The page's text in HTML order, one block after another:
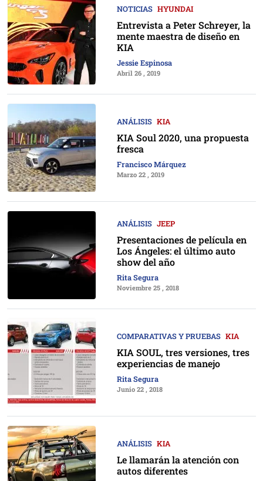
NOTICIAS HYUNDAI
Entrevista a Peter Schreyer, la
mente maestra de diseño en
KIA
Jessie Espinosa
Abril 26 , 2019
ANÁLISIS KIA
KIA Soul 2020, una propuesta
fresca
Francisco Márquez
Marzo 22 , 2019
ANÁLISIS JEEP
Presentaciones de película en
Los Ángeles: el último auto
show del año
Rita Segura
Noviembre 25 , 2018
COMPARATIVAS Y PRUEBAS KIA
KIA SOUL, tres versiones, tres
experiencias de manejo
Rita Segura
Junio 22 , 2018
ANÁLISIS KIA
Le llamarán la atención con
autos diferentes